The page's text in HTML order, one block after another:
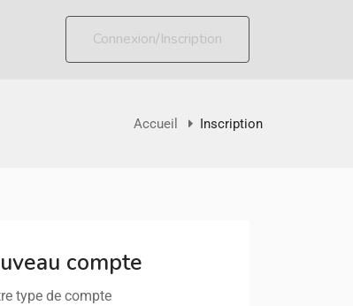
Connexion/Inscription
Accueil Inscription
compte
type de compte